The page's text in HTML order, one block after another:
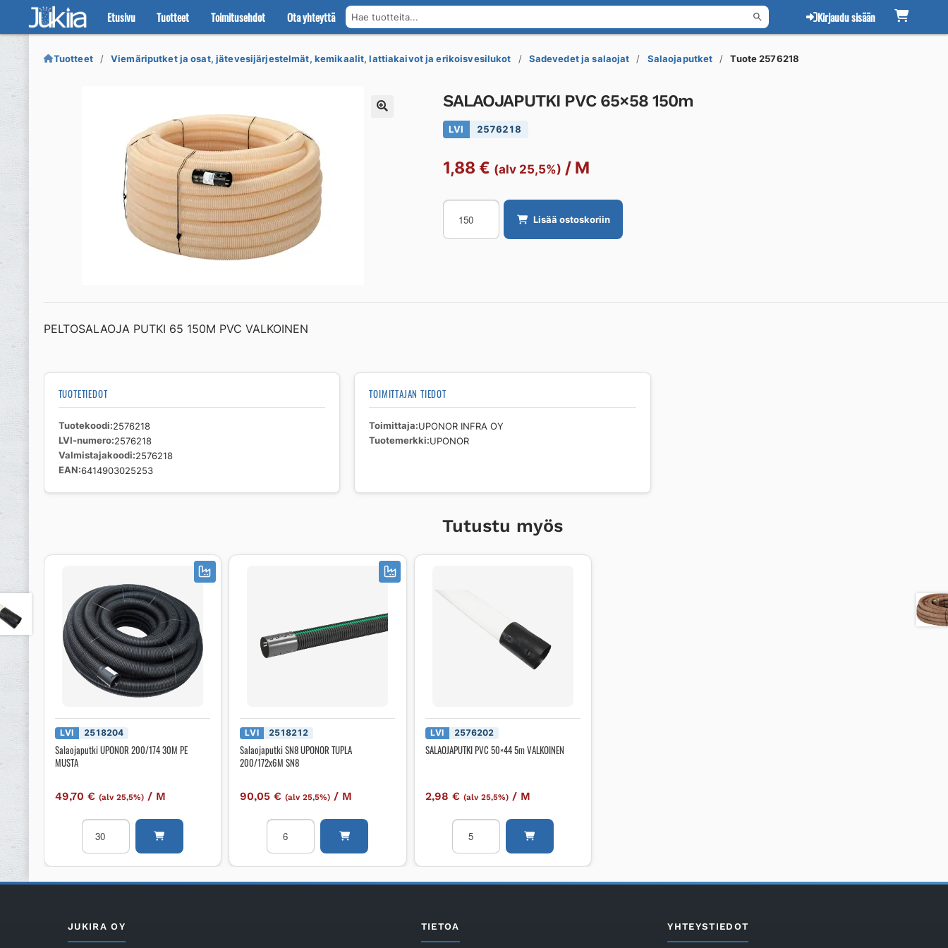
Etusivu Tuotteet Toimitusehdot Ota yhteyttä Hae tuotteita... Kirjaudu sisään
Siirry
navigointiin
Siirry
sisältöön
Tuotteet Viemäriputket ja osat, jätevesijärjestelmät, kemikaalit, lattiakaivot ja erikoisvesilukot Sadevedet ja salaojat Salaojaputket Tuote 2576218
SALAOJAPUTKI PVC 65×58 150m
LVI 2576218
1,88 € (alv 25,5%) / M
SALAOJAPUTKI
PVC
65x58
Lisää ostoskoriin
PELTOSALAOJA PUTKI 65 150M PVC VALKOINEN
TUOTETIEDOT
Tuotekoodi 2576218
LVI-numero 2576218
Valmistajakoodi 2576218
EAN 6414903025253
TOIMITTAJAN TIEDOT
Toimittaja UPONOR INFRA OY
Tuotemerkki UPONOR
Tutustu myös
LVI 2518204
Salaojaputki UPONOR 200/174 30M PE
MUSTA
49,70€ (alv 25,5%) / M
Salaojaputki
UPONOR
200/174
PE
LVI 2518212
Salaojaputki SN8 UPONOR TUPLA
200/172x6M SN8
90,05€ (alv 25,5%) / M
Salaojaputki
SN8
UPONOR
200/172x6M
LVI 2576202
SALAOJAPUTKI PVC 50×44 5m VALKOINEN
2,98 € (alv 25,5%)/ M
SALAOJAPUTKI
PVC
50x44
VALKOINEN
JUKIRA OY TIETOA YHTEYSTIEDOT